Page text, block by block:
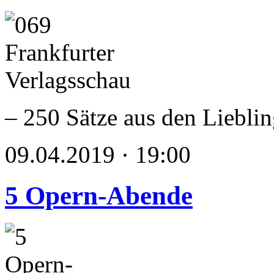
– 250 Sätze aus den
09.04.2019 · 19:00
5 Opern-Abende